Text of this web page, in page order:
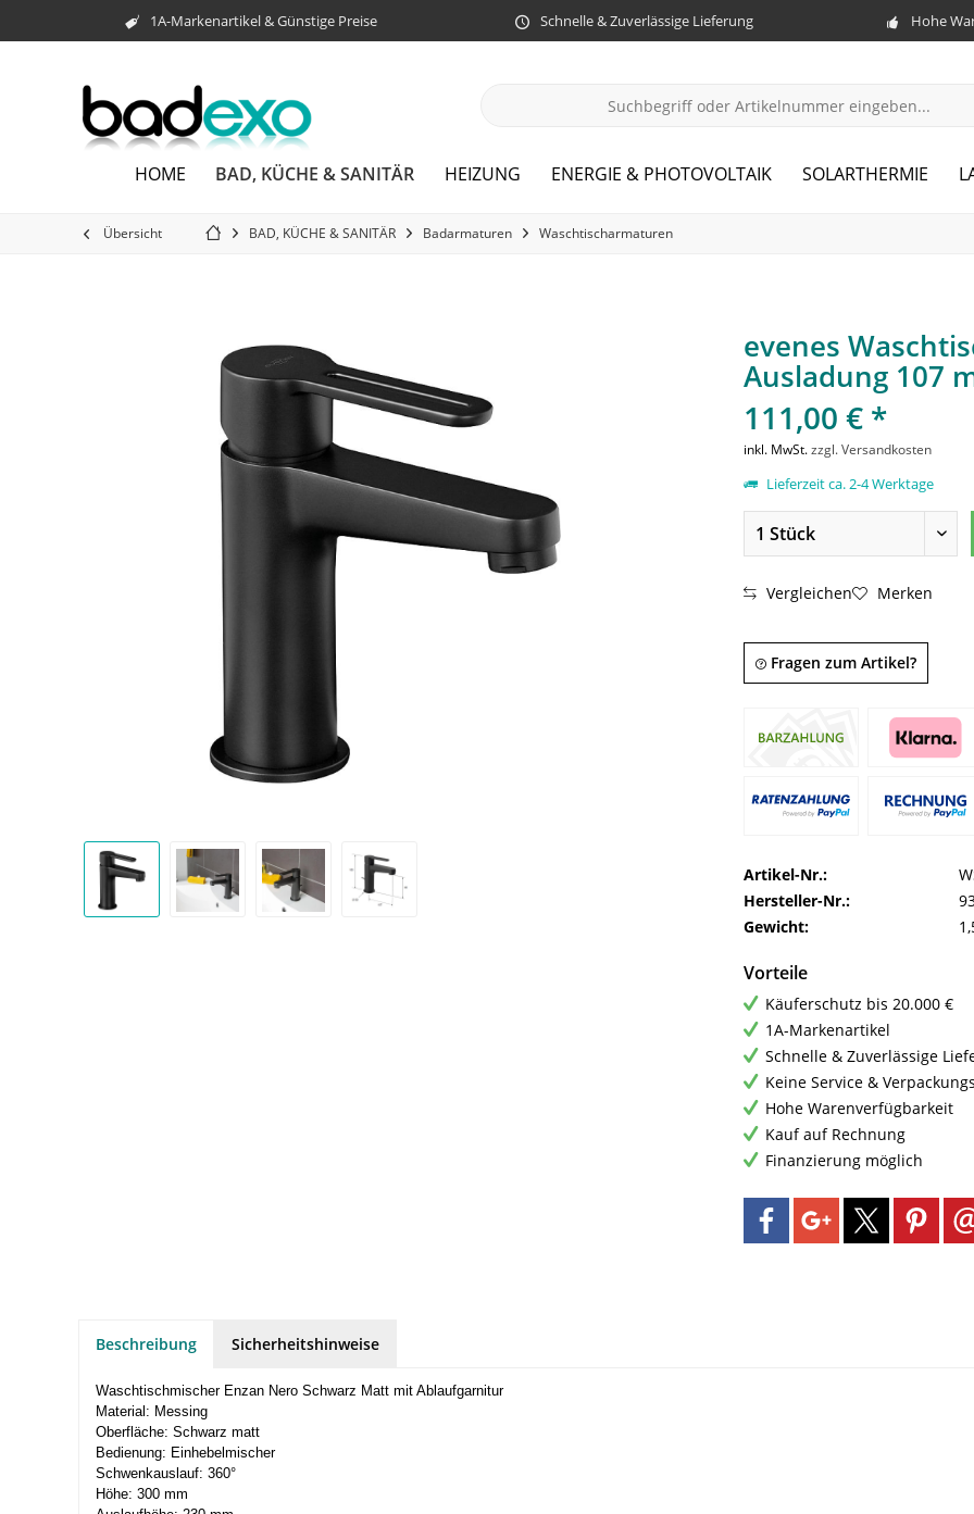
1A-Markenartikel & Günstige Preise Schnelle & Zuverlässige Lieferung Hohe
HOME BAD, KÜCHE & SANITÄR HEIZUNG ENERGIE & PHOTOVOLTAIK SOLARTHERMIE
Übersicht BAD, KÜCHE & SANITÄR Badarmaturen Waschtischarmaturen
evenes
Ausladung 107
111,00 € *
inkl. MwSt.zzgl. Versandkosten
Lieferzeit ca. 2-4 Werktage
Vergleichen Merken
Fragen zum Artikel?
Artikel-Nr.:
Hersteller-Nr.:
Gewicht:
Vorteile
Käuferschutz bis 20.000 €
1A-Markenartikel
Schnelle & Zuverlässige
Keine Service &
Hohe Warenverfügbarkeit
Kauf auf Rechnung
Finanzierung möglich
Beschreibung Sicherheitshinweise
Waschtischmischer Enzan Nero Schwarz Matt mit Ablaufgarnitur
Material: Messing
Oberfläche: Schwarz matt
Bedienung: Einhebelmischer
Schwenkauslauf: 360°
Höhe: 300 mm